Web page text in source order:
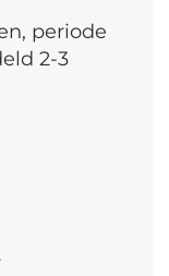
periode
2-3